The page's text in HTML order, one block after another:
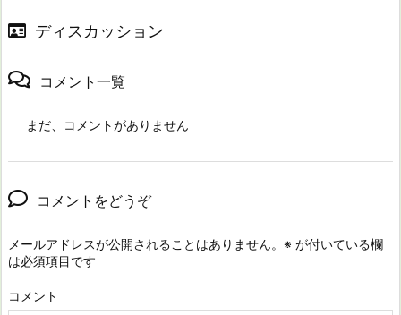
ディスカッション
コメント一覧
まだ、コメントがありません
コメントをどうぞ
メールアドレスが公開されることはありません。 ※ が付いている欄
は必須項目です
コメント